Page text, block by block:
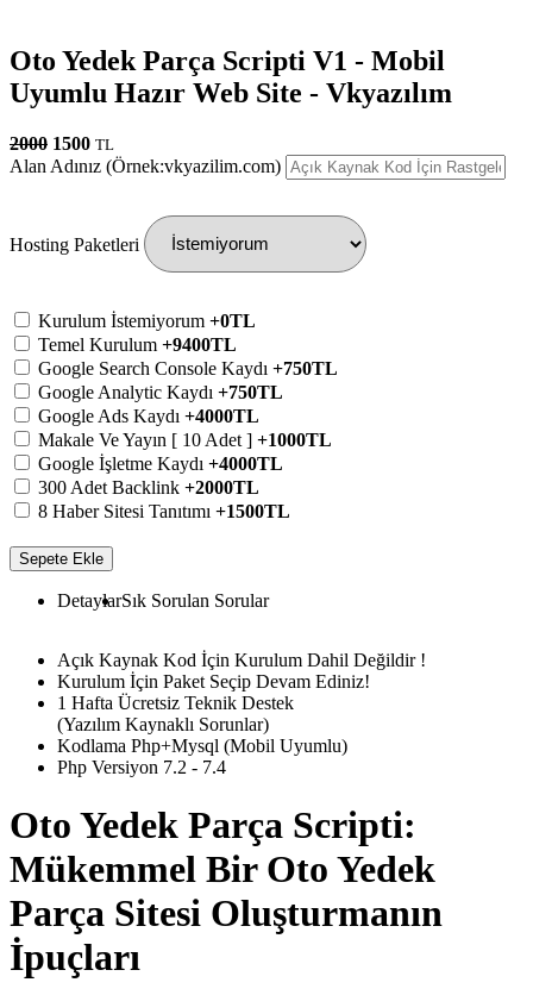
Oto Yedek Parça Scripti V1 - Mobil
Uyumlu Hazır Web Site - Vkyazılım
2000 1500 TL
Alan Adınız (Örnek:vkyazilim.com)
Hosting Paketleri
Kurulum İstemiyorum +0TL
Temel Kurulum +9400TL
Google Search Console Kaydı +750TL
Google Analytic Kaydı +750TL
Google Ads Kaydı +4000TL
Makale Ve Yayın [ 10 Adet ] +1000TL
Google İşletme Kaydı +4000TL
300 Adet Backlink +2000TL
8 Haber Sitesi Tanıtımı +1500TL
Sepete Ekle
DetaylarSık Sorulan Sorular
Açık Kaynak Kod İçin Kurulum Dahil Değildir !
Kurulum İçin Paket Seçip Devam Ediniz!
1 Hafta Ücretsiz Teknik Destek
(Yazılım Kaynaklı Sorunlar)
Kodlama Php+Mysql (Mobil Uyumlu)
Php Versiyon 7.2 - 7.4
Oto Yedek Parça Scripti:
Mükemmel Bir Oto Yedek
Parça Sitesi Oluşturmanın
İpuçları